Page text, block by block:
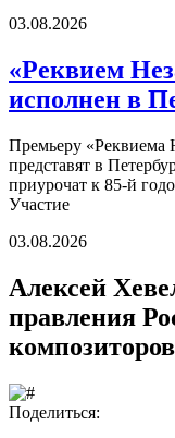
03.08.2026
«Реквием
исполнен в
Премьеру «Реквиема
представят в
приурочат к 85-й
Участие
03.08.2026
Алексей
правления
композиторов
Поделиться: